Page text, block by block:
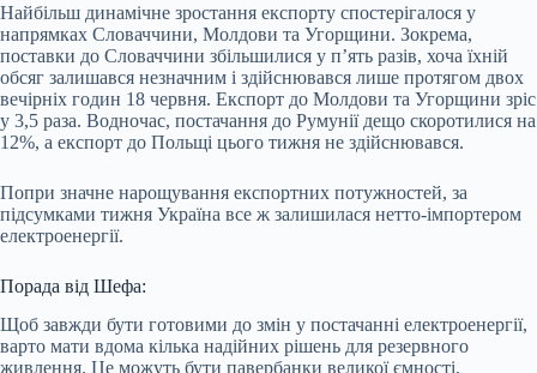
Найбільш динамічне зростання експорту спостерігалося у
напрямках Словаччини, Молдови та Угорщини. Зокрема,
поставки до Словаччини збільшилися у п’ять разів, хоча їхній
обсяг залишався незначним і здійснювався лише протягом двох
вечірніх годин 18 червня. Експорт до Молдови та Угорщини зріс
у 3,5 раза. Водночас, постачання до Румунії дещо скоротилися на
12%, а експорт до Польщі цього тижня не здійснювався.
Попри значне нарощування експортних потужностей, за
підсумками тижня Україна все ж залишилася нетто-імпортером
електроенергії.
Порада від Шефа:
Щоб завжди бути готовими до змін у постачанні електроенергії,
варто мати вдома кілька надійних рішень для резервного
живлення. Це можуть бути павербанки великої ємності,